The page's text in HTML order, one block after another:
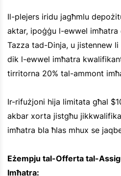
Il-plejers iridu jagħmlu
aktar, ipoġġu l-ewwel
Tazza tad-Dinja, u jistennew
dik l-ewwel imħatra
tirritorna 20% tal-ammont
Ir-rifużjoni hija limitata għal
akbar xorta jistgħu
imħatra bla ħlas mhux se
Eżempju tal-Offerta tal-
Imħatra: